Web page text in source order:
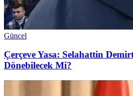
Güncel
Çerçeve Yasa: Selahattin
Dönebilecek Mi?